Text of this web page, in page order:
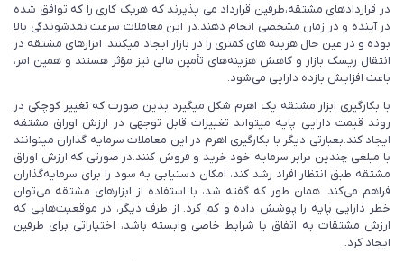
در قراردادهای مشتقه،طرفین قرارداد می پذیرند که هریک کاری را که توافق شده
در آینده و در زمان مشخصی انجام دهند.در این معاملات سرعت نقدشوندگی بالا
بوده و در عین حال هزینه های کمتری را در بازار ایجاد میکنند. ابزار‌های مشتقه در
انتقال ریسک بازار و کاهش هزینه‌های تأمین مالی نیز مؤثر هستند و همین امر،
باعث افزایش بازده دارایی می‌شود.
با بکارگیری ابزار مشتقه یک اهرم شکل میگیرد بدین صورت که تغییر کوچکی در
روند قیمت دارایی پایه میتواند تغییرات قابل توجهی در ارزش اوراق مشتقه
ایجاد کند.بعبارتی دیگر با بکارگیری اهرم در این معاملات سرمایه گذاران میتوانند
با مبلغی چندین برابر سرمایه خود خرید و فروش کنند.در صورتی که ارزش اوراق
مشتقه طبق انتظار افراد رشد کند، امکان دستیابی به سود را برای سرمایه‌گذاران
فراهم می‌کند. همان طور که گفته شد، با استفاده از ابزار‌های مشتقه می‌توان
خطر دارایی پایه را پوشش داده و کم کرد. از طرف دیگر، در موقعیت‌هایی که
ارزش مشتقات به اتفاق یا شرایط خاصی وابسته باشد، اختیاراتی برای طرفین
ایجاد کرد.